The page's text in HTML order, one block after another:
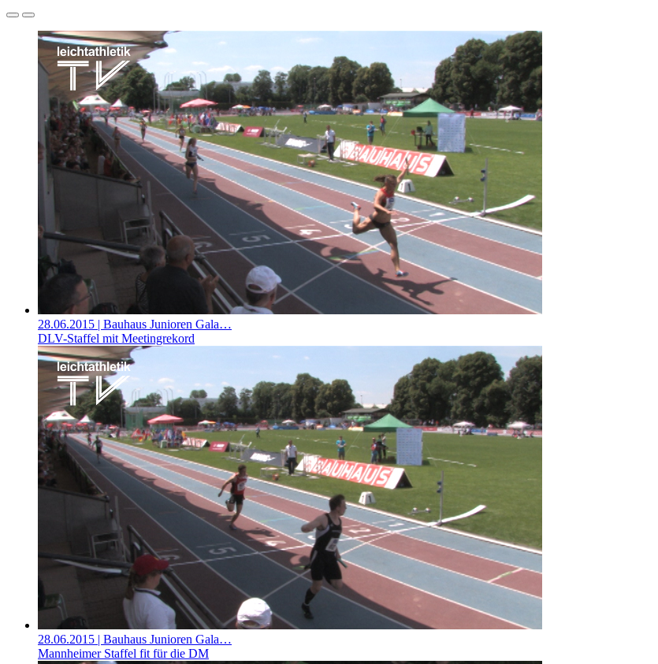
28.06.2015 | Bauhaus Junioren Gala…
DLV-Staffel mit Meetingrekord
28.06.2015 | Bauhaus Junioren Gala…
Mannheimer Staffel fit für die DM